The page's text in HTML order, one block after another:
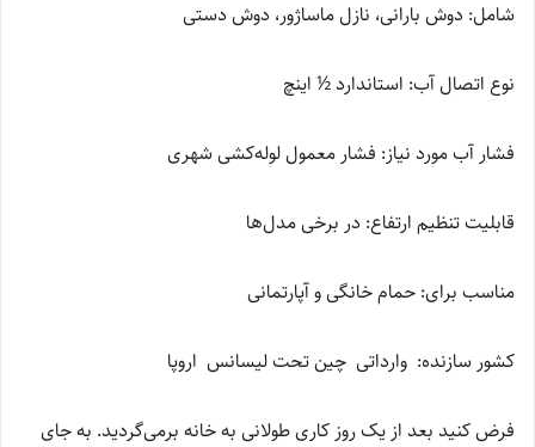
شامل: دوش بارانی، نازل ماساژور، دوش دستی
نوع اتصال آب: استاندارد ½ اینچ
فشار آب مورد نیاز: فشار معمول لوله‌کشی شهری
قابلیت تنظیم ارتفاع: در برخی مدل‌ها
مناسب برای: حمام خانگی و آپارتمانی
کشور سازنده: وارداتی چین تحت لیسانس اروپا
فرض کنید بعد از یک روز کاری طولانی به خانه برمی‌گردید. به جای